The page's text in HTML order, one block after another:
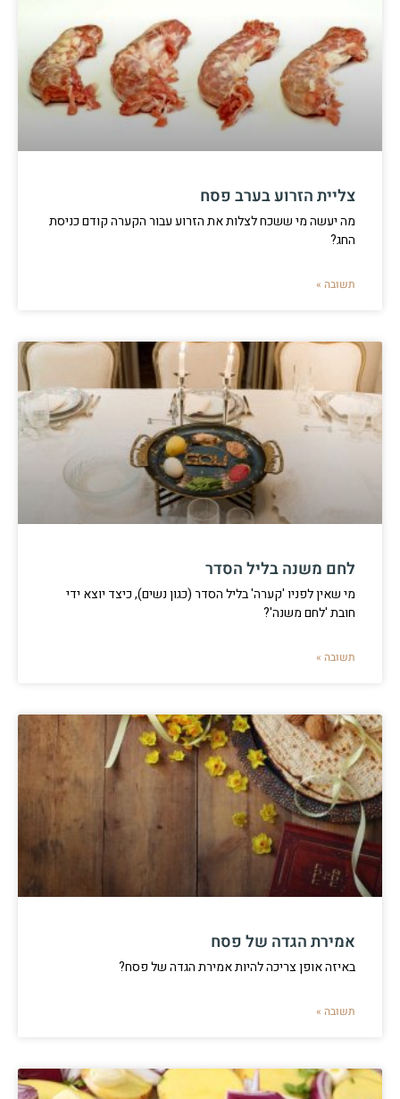
צליית הזרוע בערב פסח
מה יעשה מי ששכח לצלות את הזרוע עבור הקערה קודם כניסת
החג?
תשובה »
לחם משנה בליל הסדר
מי שאין לפניו 'קערה' בליל הסדר (כגון נשים), כיצד יוצא ידי
חובת 'לחם משנה'?
תשובה »
אמירת הגדה של פסח
באיזה אופן צריכה להיות אמירת הגדה של פסח?
תשובה »